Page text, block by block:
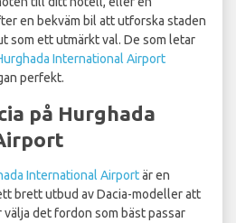
en bekväm bil att utforska staden
som ett utmärkt val. De som letar
International Airport
perfekt.
på Hurghada
International Airportär en
brett utbud av Dacia-modeller att
det fordon som bäst passar